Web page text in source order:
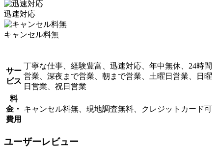
迅速対応
キャンセル料無
サー
ビス
丁寧な仕事、経験豊富、迅速対応、年中無休、24時間
営業、深夜まで営業、朝まで営業、土曜日営業、日曜
日営業、祝日営業
料
金・
費用
キャンセル料無、現地調査無料、クレジットカード可
ユーザーレビュー